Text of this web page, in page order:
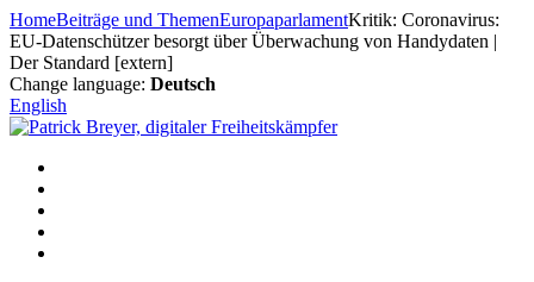
Zum
Inhalt
springen
HomeBeiträge und ThemenEuropaparlamentKritik: Coronavirus:
EU-Datenschützer besorgt über Überwachung von Handydaten |
Der Standard [extern]
Change language: Deutsch
English